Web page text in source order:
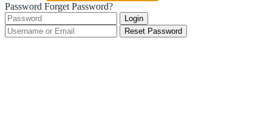
Password Forget Password?
Login
Reset Password